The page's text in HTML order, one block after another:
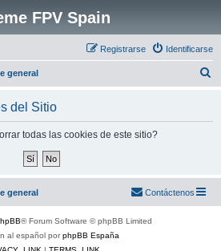
FPV Spain
Identificarse
Registrarse
general
del Sitio
todas las cookies de este sitio?
general Contáctenos
® Forum Software © phpBB Limited
al español porphpBB España